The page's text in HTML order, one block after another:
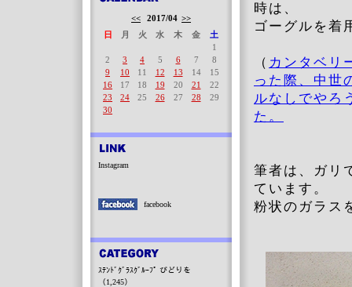
時は、
ゴーグルを着
（ カンタベリ
った際、中世
ルなしでやろ
た。
筆者は、ガリ
ています。
粉状のガラス
<< 2017/04 >>
日
月 火 水 木 金
土
1
2
3 4 5 6 7
8
9
10 11 12 13 14
15
16
17 18 19 20 21
22
23
24 25 26 27 28
29
30
Instagram
facebook
ｽﾃﾝﾄﾞｸﾞﾗｽｸﾞﾙｰﾌﾟ びどりを
（1,245）